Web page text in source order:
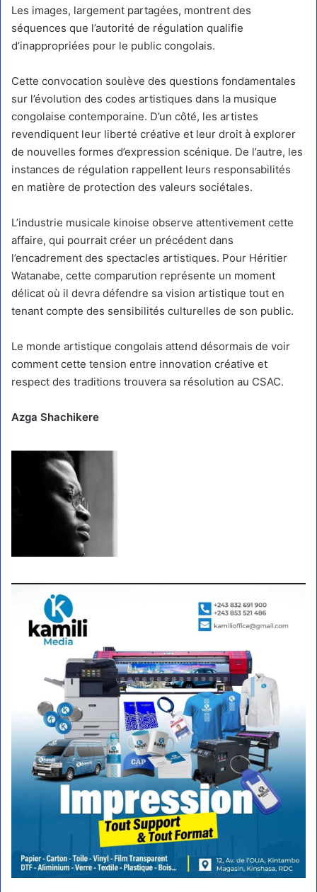
Les images, largement partagées, montrent des
séquences que l’autorité de régulation qualifie
d’inappropriées pour le public congolais.
Cette convocation soulève des questions fondamentales
sur l’évolution des codes artistiques dans la musique
congolaise contemporaine. D’un côté, les artistes
revendiquent leur liberté créative et leur droit à explorer
de nouvelles formes d’expression scénique. De l’autre, les
instances de régulation rappellent leurs responsabilités
en matière de protection des valeurs sociétales.
L’industrie musicale kinoise observe attentivement cette
affaire, qui pourrait créer un précédent dans
l’encadrement des spectacles artistiques. Pour Héritier
Watanabe, cette comparution représente un moment
délicat où il devra défendre sa vision artistique tout en
tenant compte des sensibilités culturelles de son public.
Le monde artistique congolais attend désormais de voir
comment cette tension entre innovation créative et
respect des traditions trouvera sa résolution au CSAC.
Azga Shachikere